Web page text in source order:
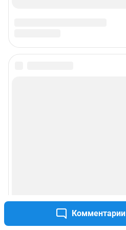
Комментарии